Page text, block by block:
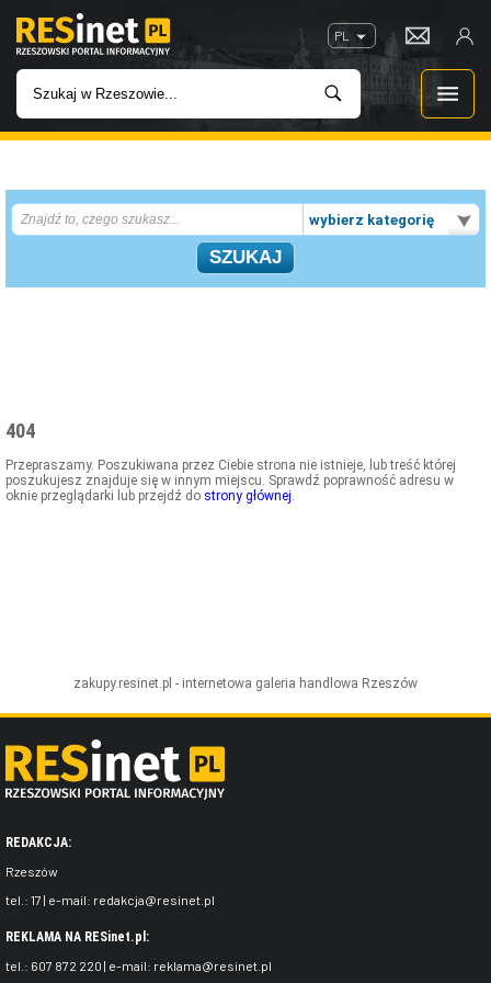
PL
INWESTYCJE
IMPREZY
GASTRONOMIA
wybierz kategorię
404
Przepraszamy. Poszukiwana przez Ciebie strona nie istnieje, lub treść której
poszukujesz znajduje się w innym miejscu. Sprawdź poprawność adresu w
oknie przeglądarki lub przejdź do strony głównej.
zakupy.resinet.pl - internetowa galeria handlowa Rzeszów
REDAKCJA:
Rzeszów
tel.: 17 | e-mail: redakcja@resinet.pl
REKLAMA NA RESinet.pl:
tel.: 607 872 220 | e-mail: reklama@resinet.pl